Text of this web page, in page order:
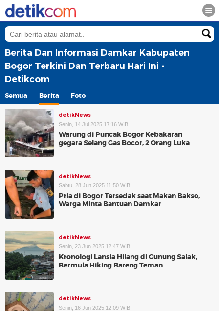
Berita Dan Informasi Damkar Kabupaten
Bogor Terkini Dan Terbaru Hari Ini -
Detikcom
Semua Berita Foto
detikNews
Senin, 14 Jul 2025 17:16 WIB
Warung di Puncak Bogor Kebakaran
gegara Selang Gas Bocor, 2 Orang Luka
detikNews
Sabtu, 28 Jun 2025 11:50 WIB
Pria di Bogor Tersedak saat Makan Bakso,
Warga Minta Bantuan Damkar
detikNews
Senin, 23 Jun 2025 12:47 WIB
Kronologi Lansia Hilang di Gunung Salak,
Bermula Hiking Bareng Teman
detikNews
Senin, 16 Jun 2025 12:09 WIB